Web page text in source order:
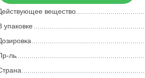
вещество
упаковке
ль